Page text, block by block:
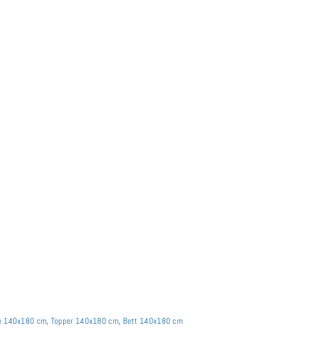
140x180 cm, Topper 140x180 cm, Bett 140x180 cm